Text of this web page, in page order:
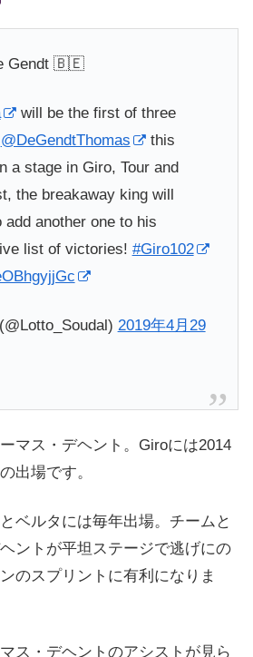
Gendt 🇧🇪
will be the first of three
@DeGendtThomas
this
a stage in Giro, Tour and
the breakaway king will
another one to his
list of victories! #Giro102
2019年4月29
マス・デヘント。 Giroには2014
出場です。
ベルタには毎年出場。チームと
ントが平坦ステージで逃げにの
のスプリントに有利になりま
ス・デヘントのアシストが見ら